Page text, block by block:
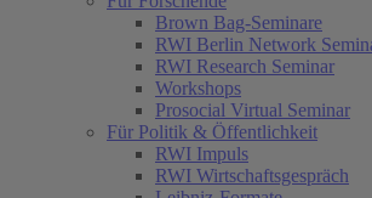
Brown Bag-Seminare
RWI Berlin Network
RWI Research Seminar
Workshops
Prosocial Virtual Seminar
Für Politik & Öffentlichkeit
RWI Impuls
RWI Wirtschaftsgespräch